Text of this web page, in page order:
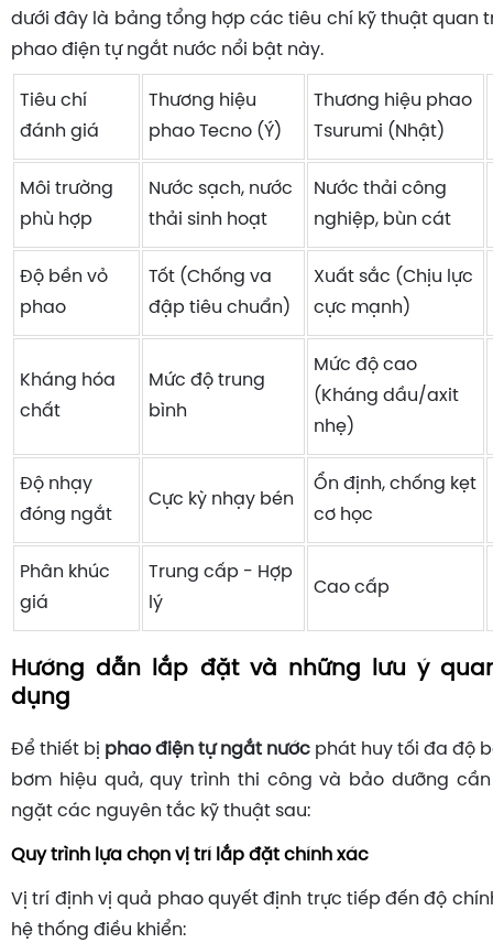
dưới đây là bảng tổng hợp các tiêu chí kỹ thuật quan
phao điện tự ngắt nước nổi bật này.
Tiêu chí
đánh giá
Thương hiệu
phao Tecno (Ý)
Thương hiệu phao
Tsurumi (Nhật)
Môi trường
phù hợp
Nước sạch, nước
thải sinh hoạt
Nước thải công
nghiệp, bùn cát
Độ bền vỏ
phao
Tốt (Chống va
đập tiêu chuẩn)
Xuất sắc (Chịu lực
cực mạnh)
Kháng hóa
chất
Mức độ trung
bình
Mức độ cao
(Kháng dầu/axit
nhẹ)
Độ nhạy
đóng ngắt
Cực kỳ nhạy bén
Ổn định, chống kẹt
cơ học
Phân khúc
giá
Trung cấp - Hợp
lý
Cao cấp
Hướng dẫn lắp đặt và những lưu ý
dụng
Để thiết bị phao điện tự ngắt nước phát huy tối đa độ
bơm hiệu quả, quy trình thi công và bảo dưỡng
ngặt các nguyên tắc kỹ thuật sau:
Quy trình lựa chọn vị trí lắp đặt chính xác
Vị trí định vị quả phao quyết định trực tiếp đến độ
hệ thống điều khiển: